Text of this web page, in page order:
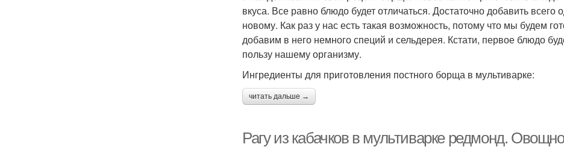
вкуса. Все равно блюдо будет отличаться. Достаточно добавить всего
новому. Как раз у нас есть такая возможность, потому что мы будем
добавим в него немного специй и сельдерея. Кстати, первое блюдо
пользу нашему организму.
Ингредиенты для приготовления постного борща в мультиварке:
читать дальше →
Рагу из кабачков в мультиварке редмонд.